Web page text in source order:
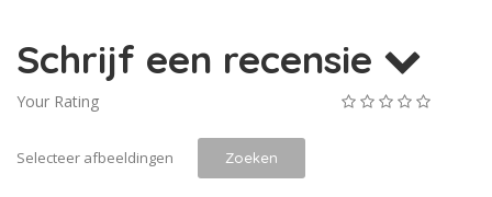
Schrijf een recensie
Your Rating
Selecteer afbeeldingen Zoeken